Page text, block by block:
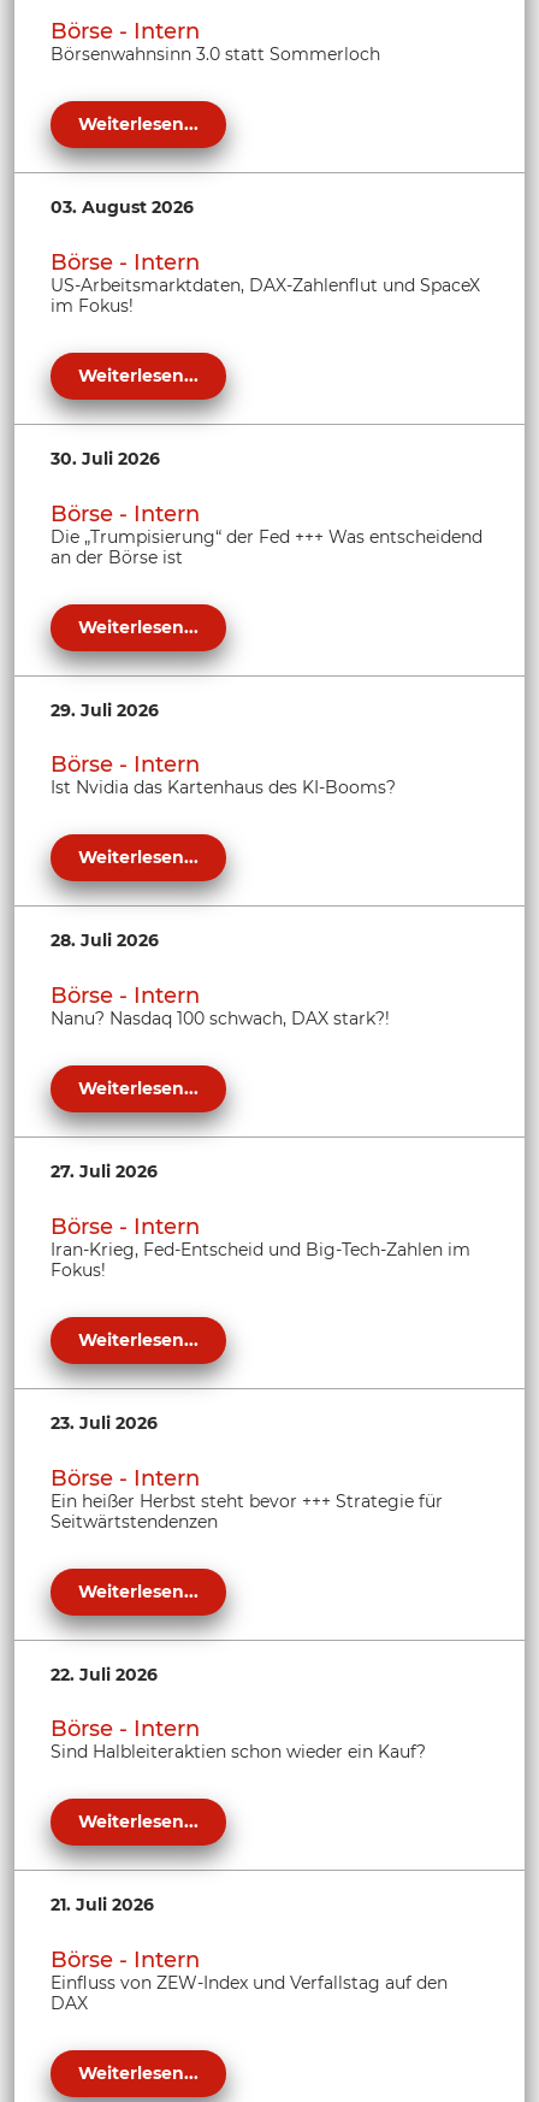
Börse - Intern
Börsenwahnsinn 3.0 statt Sommerloch
Weiterlesen...
03. August 2026
Börse - Intern
US-Arbeitsmarktdaten, DAX-Zahlenflut und SpaceX
im Fokus!
Weiterlesen...
30. Juli 2026
Börse - Intern
Die „Trumpisierung“ der Fed +++ Was entscheidend
an der Börse ist
Weiterlesen...
29. Juli 2026
Börse - Intern
Ist Nvidia das Kartenhaus des KI-Booms?
Weiterlesen...
28. Juli 2026
Börse - Intern
Nanu? Nasdaq 100 schwach, DAX stark?!
Weiterlesen...
27. Juli 2026
Börse - Intern
Iran-Krieg, Fed-Entscheid und Big-Tech-Zahlen im
Fokus!
Weiterlesen...
23. Juli 2026
Börse - Intern
Ein heißer Herbst steht bevor +++ Strategie für
Seitwärtstendenzen
Weiterlesen...
22. Juli 2026
Börse - Intern
Sind Halbleiteraktien schon wieder ein Kauf?
Weiterlesen...
21. Juli 2026
Börse - Intern
Einfluss von ZEW-Index und Verfallstag auf den
DAX
Weiterlesen...